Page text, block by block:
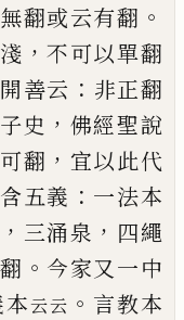
翻或云有翻 。
淺 ，不可以單翻
開善云 ： 非正翻
史 ， 佛經聖說
翻 ， 宜以此代
五義 ： 一法本
， 三涌泉 ， 四繩
。 今家又一中
云云 。 言教本